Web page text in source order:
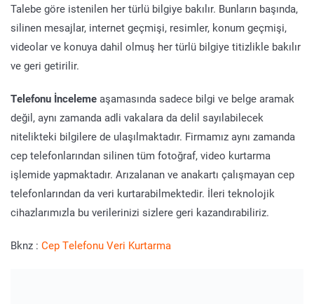
Talebe göre istenilen her türlü bilgiye bakılır. Bunların başında,
silinen mesajlar, internet geçmişi, resimler, konum geçmişi,
videolar ve konuya dahil olmuş her türlü bilgiye titizlikle bakılır
ve geri getirilir.
Telefonu İnceleme aşamasında sadece bilgi ve belge aramak
değil, aynı zamanda adli vakalara da delil sayılabilecek
nitelikteki bilgilere de ulaşılmaktadır. Firmamız aynı zamanda
cep telefonlarından silinen tüm fotoğraf, video kurtarma
işlemide yapmaktadır. Arızalanan ve anakartı çalışmayan cep
telefonlarından da veri kurtarabilmektedir. İleri teknolojik
cihazlarımızla bu verilerinizi sizlere geri kazandırabiliriz.
Bknz : Cep Telefonu Veri Kurtarma